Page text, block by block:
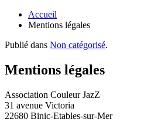
Accueil
Mentions légales
Publié dans Non catégorisé.
Mentions légales
Association Couleur JazZ
31 avenue Victoria
22680 Binic-Etables-sur-Mer